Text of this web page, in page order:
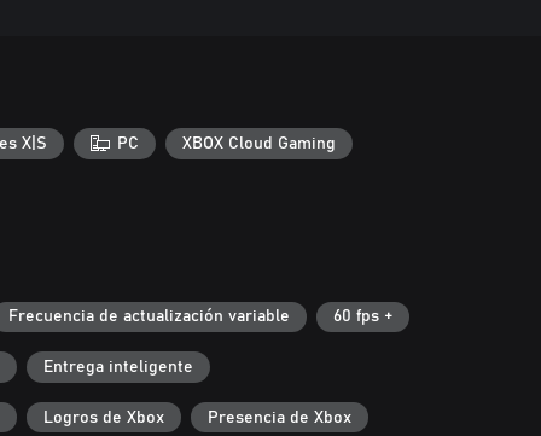
X|S PC XBOX Cloud Gaming
Frecuencia de actualización variable 60 fps +
Entrega inteligente
Logros de Xbox Presencia de Xbox